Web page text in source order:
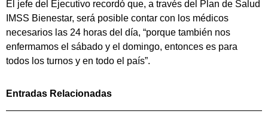
El jefe del Ejecutivo recordó que, a través del Plan de Salud
IMSS Bienestar, será posible contar con los médicos
necesarios las 24 horas del día, “porque también nos
enfermamos el sábado y el domingo, entonces es para
todos los turnos y en todo el país”.
Entradas Relacionadas